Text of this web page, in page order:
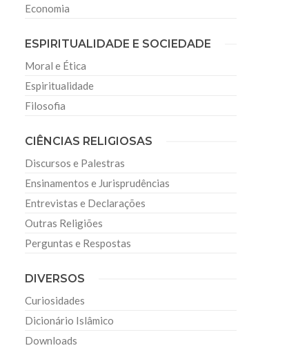
Economia
ESPIRITUALIDADE E SOCIEDADE
Moral e Ética
Espiritualidade
Filosofia
CIÊNCIAS RELIGIOSAS
Discursos e Palestras
Ensinamentos e Jurisprudências
Entrevistas e Declarações
Outras Religiões
Perguntas e Respostas
DIVERSOS
Curiosidades
Dicionário Islâmico
Downloads